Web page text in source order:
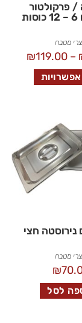
/ פרקולטור
מטבח
–
₪119.00
נירוסטה חצי
מטבח
₪
לסל